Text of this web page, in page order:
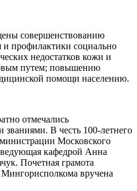
совершенствованию
и профилактики социально
недостатков кожи и
путем; повышению
помощи населению.
отмечались
званиями. В честь 100-летнего
Московского
кафедрой Анна
Почетная грамота
вручена